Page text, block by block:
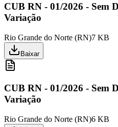
CUB RN - 01/2026 - Sem
Variação
Rio Grande do Norte (RN)7 KB
Baixar
CUB RN - 01/2026 - Sem
Variação
Rio Grande do Norte (RN)6 KB